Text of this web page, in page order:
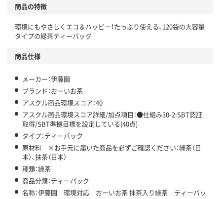
この商品の環境配慮ポイントです。下記商品詳細「
アスクル商品環境スコア詳細／加点項目
商品の特徴
環境にもやさしくエコ＆ハッピー！たっぷり使える、120袋の大容量
タイプの緑茶ティーバッグ
商品仕様
メーカー：伊藤園
ブランド：おーいお茶
アスクル商品環境スコア：40
アスクル商品環境スコア詳細/加点項目：●仕組み30-2:SBT認証
取得/SBT準拠目標を設定している(40点)
タイプ：ティーバック
原材料 ※お手元に届いた商品を必ずご確認ください：緑茶（日
本）、抹茶（日本）
種類：緑茶
商品分類：ティーパック
名称：伊藤園 環境対応 おーいお茶 抹茶入り緑茶 ティーバッ